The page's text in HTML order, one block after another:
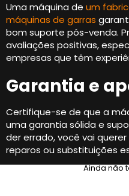
Uma máquina de um
máquinas de garras
bom suporte pós-venda.
avaliações positivas,
empresas que têm
Garantia e
Certifique-se de que a
uma garantia sólida e
der errado, você vai
reparos ou substituições
Ainda não